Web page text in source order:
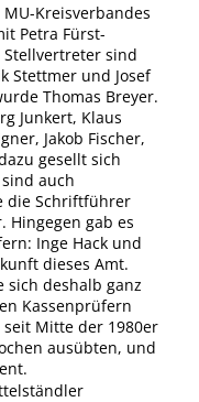
Kreisverbandes
Petra Fürst-
sind
Stettmer und Josef
Thomas Breyer.
Junkert, Klaus
Jakob Fischer,
gesellt sich
auch
die Schriftführer
Hingegen gab es
Inge Hack und
dieses Amt.
sich deshalb ganz
Kassenprüfern
Mitte der 1980er
ausübten, und